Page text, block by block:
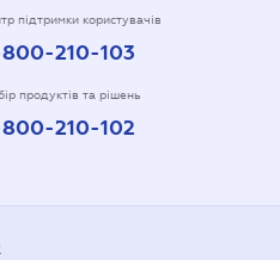
підтримки користувачів
210-103
продуктів та рішень
210-102